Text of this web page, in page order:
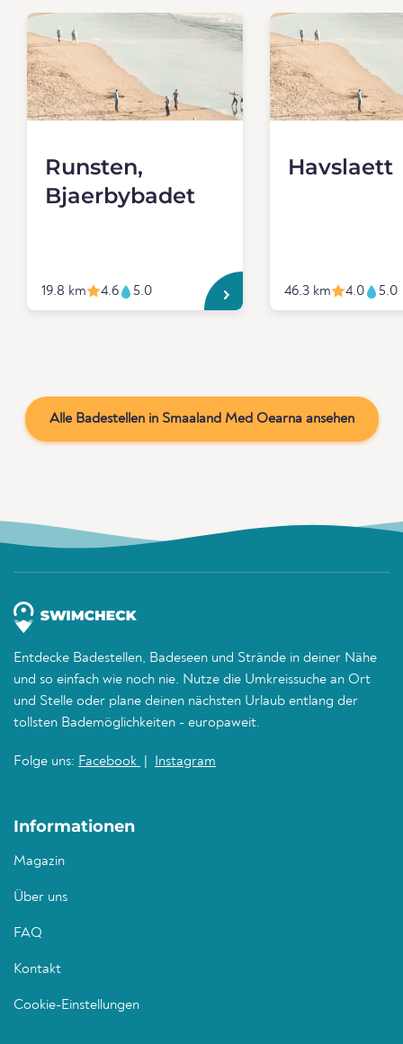
Runsten,
Bjaerbybadet
19.8 km 4.6 5.0
Havslaett
46.3 km 4.0 5.0
Alle Badestellen in Smaaland Med Oearna ansehen
Entdecke Badestellen, Badeseen und Strände in deiner Nähe
und so einfach wie noch nie. Nutze die Umkreissuche an Ort
und Stelle oder plane deinen nächsten Urlaub entlang der
tollsten Bademöglichkeiten - europaweit.
Folge uns: Facebook Instagram
Informationen
Magazin
Über uns
FAQ
Kontakt
Cookie-Einstellungen